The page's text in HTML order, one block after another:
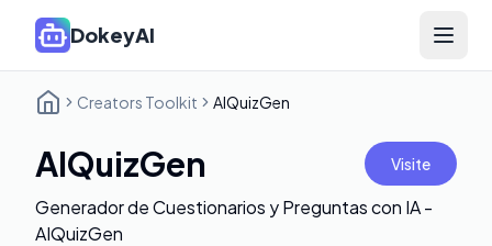
DokeyAI Open
Creators Toolkit AIQuizGen
AIQuizGen Visite
Generador de Cuestionarios y Preguntas con IA -
AIQuizGen